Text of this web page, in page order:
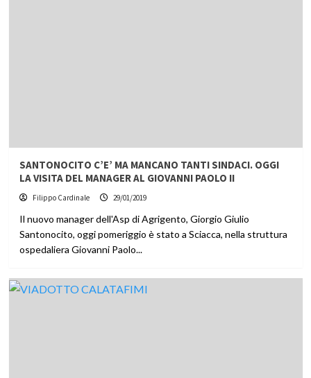
SANTONOCITO C’E’ MA MANCANO TANTI SINDACI. OGGI
LA VISITA DEL MANAGER AL GIOVANNI PAOLO II
Filippo Cardinale 29/01/2019
Il nuovo manager dell'Asp di Agrigento, Giorgio Giulio
Santonocito, oggi pomeriggio è stato a Sciacca, nella struttura
ospedaliera Giovanni Paolo...